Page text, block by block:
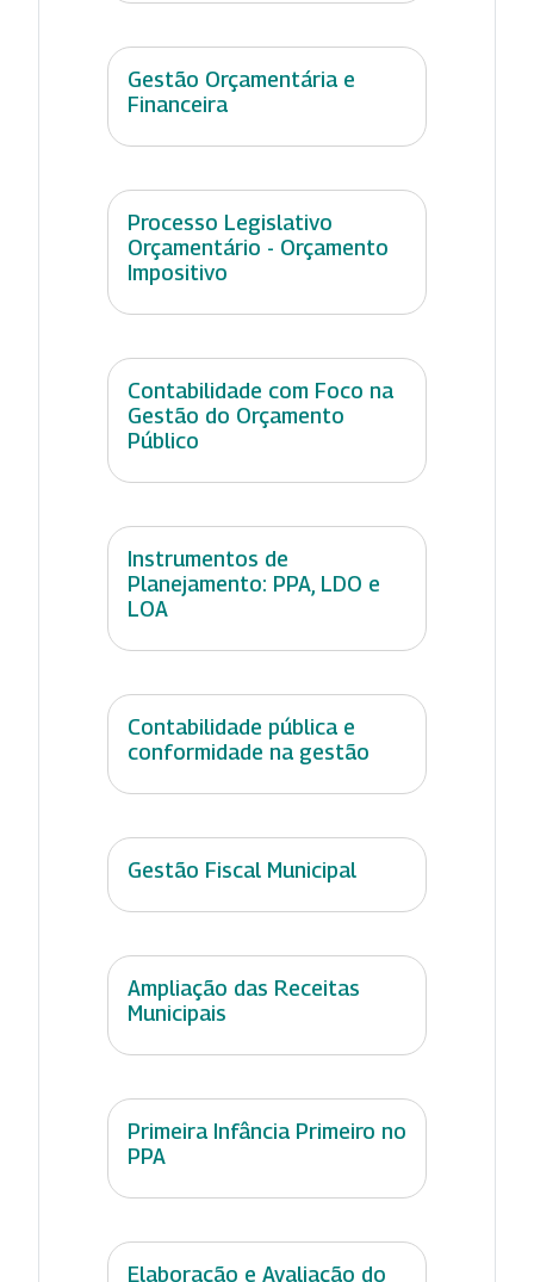
Gestão Orçamentária e
Financeira
Processo Legislativo
Orçamentário - Orçamento
Impositivo
Contabilidade com Foco na
Gestão do Orçamento
Público
Instrumentos de
Planejamento: PPA, LDO e
LOA
Contabilidade pública e
conformidade na gestão
Gestão Fiscal Municipal
Ampliação das Receitas
Municipais
Primeira Infância Primeiro no
PPA
Elaboração e Avaliação do